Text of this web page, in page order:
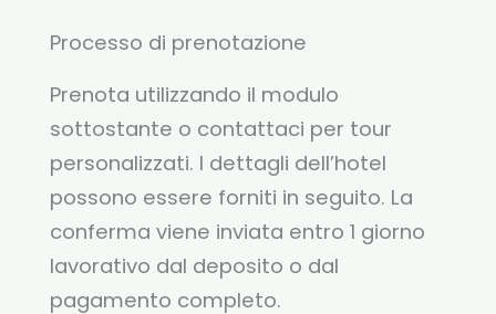
Processo di prenotazione
Prenota utilizzando il modulo
sottostante o contattaci per tour
personalizzati. I dettagli dell’hotel
possono essere forniti in seguito. La
conferma viene inviata entro 1 giorno
lavorativo dal deposito o dal
pagamento completo.